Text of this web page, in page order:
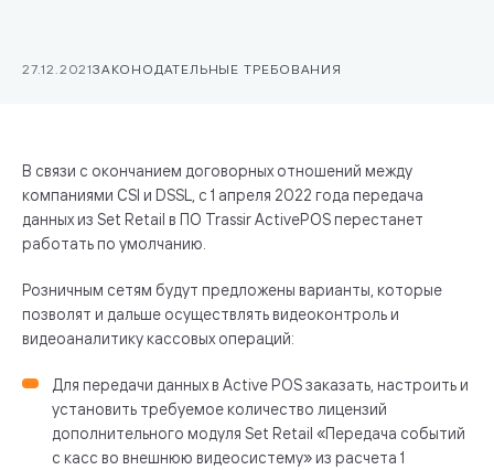
27.12.2021ЗАКОНОДАТЕЛЬНЫЕ ТРЕБОВАНИЯ
В связи с окончанием договорных отношений между
компаниями CSI и DSSL, с 1 апреля 2022 года передача
данных из Set Retail в ПО Trassir ActivePOS перестанет
работать по умолчанию.
Розничным сетям будут предложены варианты, которые
позволят и дальше осуществлять видеоконтроль и
видеоаналитику кассовых операций:
Для передачи данных в Active POS заказать, настроить и
установить требуемое количество лицензий
дополнительного модуля Set Retail «Передача событий
с касс во внешнюю видеосистему» из расчета 1